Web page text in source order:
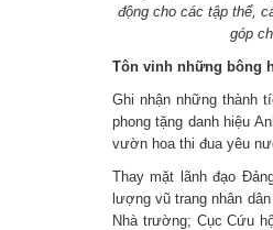
động cho các tập thể,
góp
Tôn vinh những bông
Ghi nhận những thành
phong tặng danh hiệu
vườn hoa thi đua yêu
Thay mặt lãnh đạo
lượng vũ trang nhân
Nhà trường; Cục Cứu